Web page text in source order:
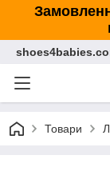
Товари